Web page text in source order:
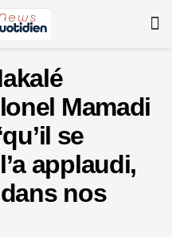
Mamadi
se
applaudi,
dans nos